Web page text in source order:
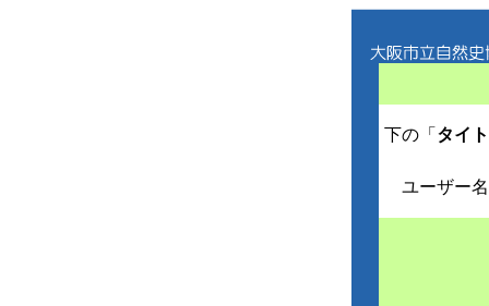
下の「 タイ
ユーザー